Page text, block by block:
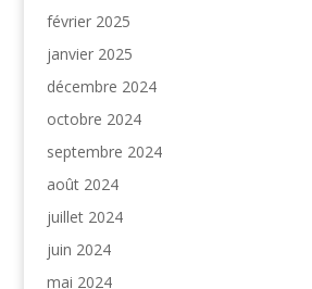
février 2025
janvier 2025
décembre 2024
octobre 2024
septembre 2024
août 2024
juillet 2024
juin 2024
mai 2024